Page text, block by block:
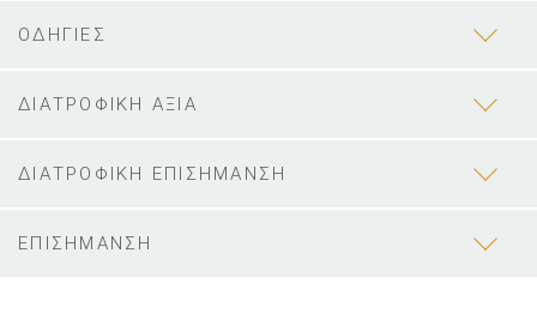
ΟΔΗΓΙΕΣ
ΔΙΑΤΡΟΦΙΚΗ ΑΞΙΑ
ΔΙΑΤΡΟΦΙΚΗ ΕΠΙΣΗΜΑΝΣΗ
ΕΠΙΣΗΜΑΝΣΗ